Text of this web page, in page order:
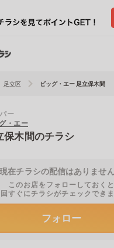
足立区 ビッグ・エー 足立保木間
ー
・エー
保木間のチラシ
現在チラシの配信はありません
このお店をフォローしておくと
すぐにチラシがチェックできま
フォロー